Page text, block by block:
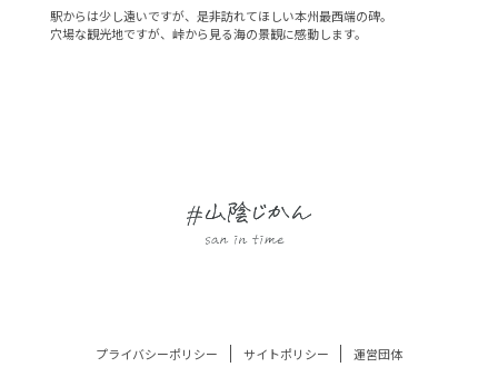
駅からは少し遠いですが、是非訪れてほしい本州最西端の碑。
穴場な観光地ですが、峠から見る海の景観に感動します。
プライバシーポリシー サイトポリシー 運営団体